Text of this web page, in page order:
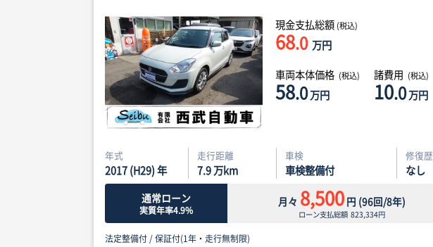
現金支払総額 (税込)
68.0 万円
車両本体価格 (税込)
58.0万円
諸費用 (税込)
10.0万円
年式
2017 (H29) 年
走行距離
7.9万km
車検
車検整備付
修復歴
なし
通常ローン
実質年率4.9%
月々 8,500円 (96回/8年)
ローン支払総額 823,334円
法定整備付 /保証付(1年・走行無制限)